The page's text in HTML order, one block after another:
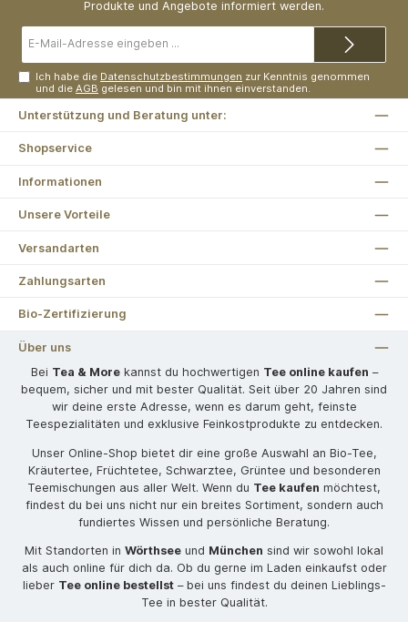
Produkte und Angebote informiert werden.
Mail-
Ich habe die Datenschutzbestimmungen zur Kenntnis genommen
und dieAGB gelesen und bin mit ihnen einverstanden.
Unterstützung und Beratung unter:
Shopservice
Informationen
Unsere Vorteile
Versandarten
Zahlungsarten
Bio-Zertifizierung
Über uns
Bei Tea & Morekannst du hochwertigen Tee online kaufen –
bequem, sicher und mit bester Qualität. Seit über 20 Jahren sind
wir deine erste Adresse, wenn es darum geht, feinste
Teespezialitäten und exklusive Feinkostprodukte zu entdecken.
Unser Online-Shop bietet dir eine große Auswahl an Bio-Tee,
Kräutertee, Früchtetee, Schwarztee, Grüntee und besonderen
Teemischungen aus aller Welt. Wenn du Tee kaufen möchtest,
findest du bei uns nicht nur ein breites Sortiment, sondern auch
fundiertes Wissen und persönliche Beratung.
Mit Standorten in Wörthsee und München sind wir sowohl lokal
als auch online für dich da. Ob du gerne im Laden einkaufst oder
lieber Tee online bestellst– bei uns findest du deinen Lieblings-
Tee in bester Qualität.